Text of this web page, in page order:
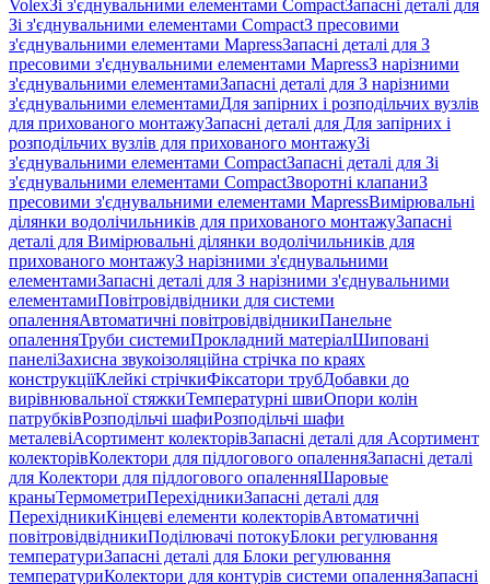
VolexЗі з'єднувальними елементами CompactЗапасні деталі для
Зі з'єднувальними елементами CompactЗ пресовими
з'єднувальними елементами MapressЗапасні деталі для З
пресовими з'єднувальними елементами MapressЗ нарізними
з'єднувальними елементамиЗапасні деталі для З нарізними
з'єднувальними елементамиДля запірних і розподільчих вузлів
для прихованого монтажуЗапасні деталі для Для запірних і
розподільчих вузлів для прихованого монтажуЗі
з'єднувальними елементами CompactЗапасні деталі для Зі
з'єднувальними елементами CompactЗворотні клапаниЗ
пресовими з'єднувальними елементами MapressВимірювальні
ділянки водолічильників для прихованого монтажуЗапасні
деталі для Вимірювальні ділянки водолічильників для
прихованого монтажуЗ нарізними з'єднувальними
елементамиЗапасні деталі для З нарізними з'єднувальними
елементамиПовітровідвідники для системи
опаленняАвтоматичні повітровідвідникиПанельне
опаленняТруби системиПрокладний матеріалШиповані
панеліЗахисна звукоізоляційна стрічка по краях
конструкціїКлейкі стрічкиФіксатори трубДобавки до
вирівнювальної стяжкиТемпературні швиОпори колін
патрубківРозподільчі шафиРозподільчі шафи
металевіАсортимент колекторівЗапасні деталі для Асортимент
колекторівКолектори для підлогового опаленняЗапасні деталі
для Колектори для підлогового опаленняШаровые
краныТермометриПерехідникиЗапасні деталі для
ПерехідникиКінцеві елементи колекторівАвтоматичні
повітровідвідникиПоділювачі потокуБлоки регулювання
температуриЗапасні деталі для Блоки регулювання
температуриКолектори для контурів системи опаленняЗапасні